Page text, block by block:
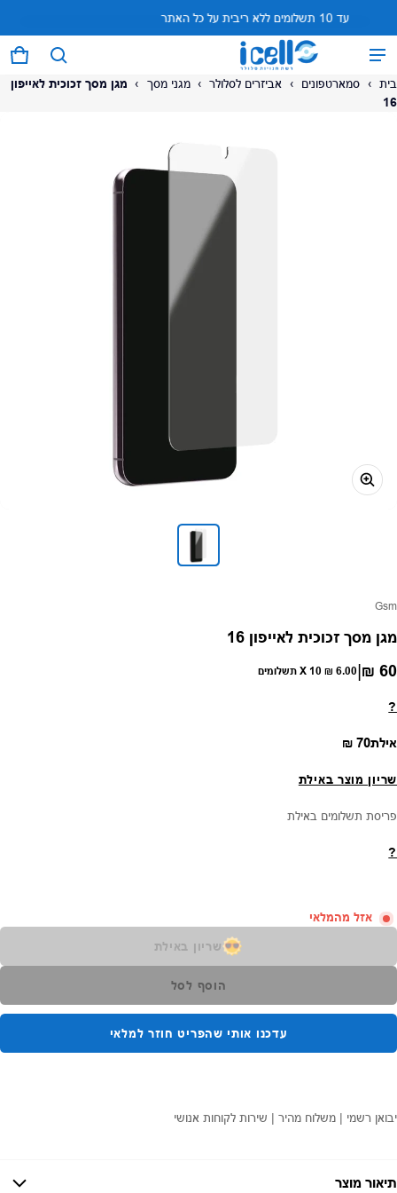
עד 10 תשלומים ללא ריבית על כל האתר
0 פריטים
המוצר נוסף לעגלה
לתשלום
בית › סמארטפונים › אביזרים לסלולר › מגני מסך › מגן מסך זכוכית לאייפון
16
ספק:
Gsm
מגן מסך זכוכית לאייפון 16
מחיר רגיל
60 ₪
|
6.00 ₪ X 10 תשלומים
?
אילתמחיר רגיל
70 ₪
שריון מוצר באילת
פריסת תשלומים באילת
?
אזל מהמלאי
שריון באילת
הוסף לסל
עדכנו אותי שהפריט חוזר למלאי
יבואן רשמי | משלוח מהיר | שירות לקוחות אנושי
תיאור מוצר
המוצר